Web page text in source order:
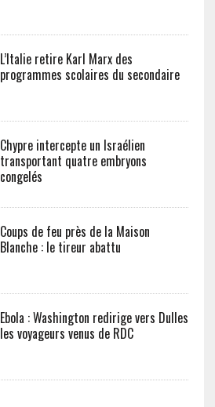
L’Italie retire Karl Marx des
programmes scolaires du secondaire
Chypre intercepte un Israélien
transportant quatre embryons
congelés
Coups de feu près de la Maison
Blanche : le tireur abattu
Ebola : Washington redirige vers Dulles
les voyageurs venus de RDC